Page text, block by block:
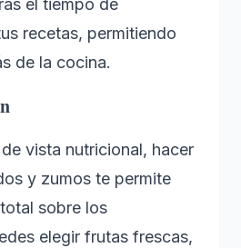
el tiempo de
recetas, permitiendo
de la cocina.
vista nutricional, hacer
y zumos te permite
sobre los
elegir frutas frescas,